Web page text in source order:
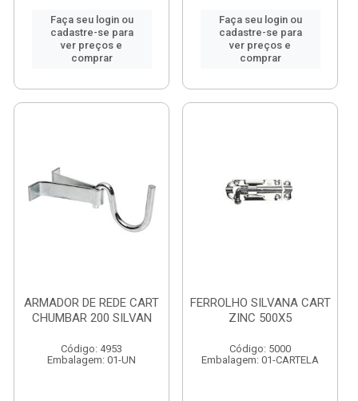
Faça seu login ou
cadastre-se para
ver preços e
comprar
Faça seu login ou
cadastre-se para
ver preços e
comprar
ARMADOR DE REDE CART
CHUMBAR 200 SILVAN
Código: 4953
Embalagem: 01-UN
FERROLHO SILVANA CART
ZINC 500X5
Código: 5000
Embalagem: 01-CARTELA